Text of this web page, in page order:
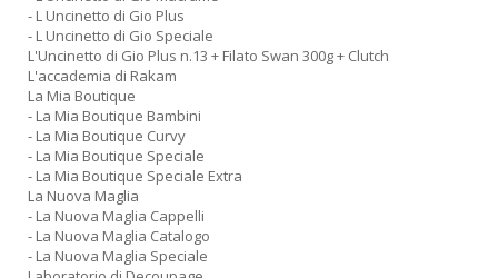
- L Uncinetto di Gio Plus
- L Uncinetto di Gio Speciale
L'Uncinetto di Gio Plus n.13 + Filato Swan 300g + Clutch
L'accademia di Rakam
La Mia Boutique
- La Mia Boutique Bambini
- La Mia Boutique Curvy
- La Mia Boutique Speciale
- La Mia Boutique Speciale Extra
La Nuova Maglia
- La Nuova Maglia Cappelli
- La Nuova Maglia Catalogo
- La Nuova Maglia Speciale